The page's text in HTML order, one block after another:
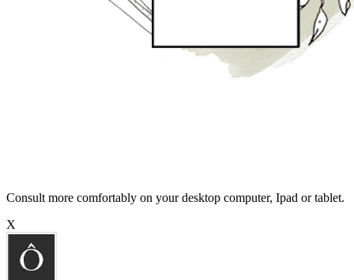
Consult more comfortably on your desktop computer, Ipad or tablet.
X